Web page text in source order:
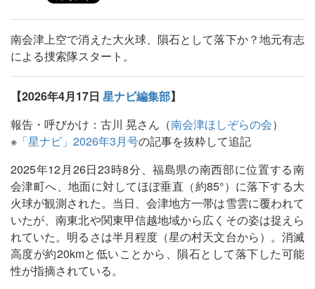
南会津上空で消えた大火球、隕石として落下か？地元有志
による捜索隊スタート。
【2026年4月17日 星ナビ編集部】
報告・呼びかけ：古川 晃さん（南会津ほしぞらの会）
※ 「星ナビ」2026年3月号の記事を抜粋して追記
2025年12月26日23時8分、福島県の南西部に位置する南
会津町へ、地面に対してほぼ垂直（約85°）に落下する大
火球が観測された。当日、会津地方一帯は雪雲に覆われて
いたが、南東北や関東甲信越地域から広くその姿は捉えら
れていた。明るさは半月程度（星の村天文台から）。消滅
高度が約20kmと低いことから、隕石として落下した可能
性が指摘されている。